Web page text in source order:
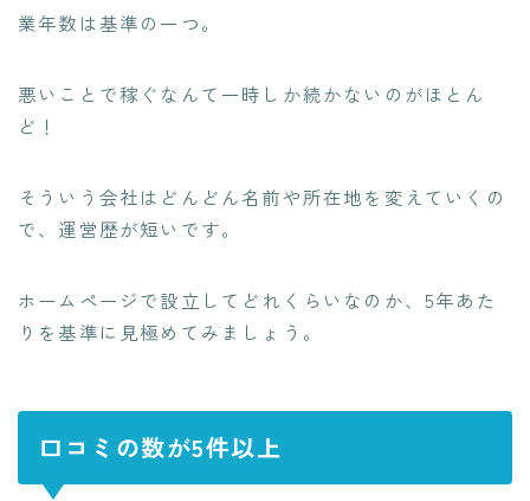
業年数は基準の一つ。
悪いことで稼ぐなんて一時しか続かないのがほとん
ど！
そういう会社はどんどん名前や所在地を変えていくの
で、運営歴が短い です。
ホームページで設立してどれくらいなのか、5年あた
りを基準に見極めてみましょう。
口コミの数が5件以上